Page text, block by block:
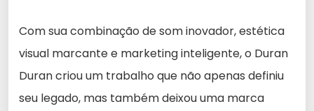
Com sua combinação de som inovador, estética
visual marcante e marketing inteligente, o Duran
Duran criou um trabalho que não apenas definiu
seu legado, mas também deixou uma marca